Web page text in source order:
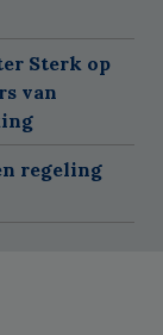
Sterk op
van
regeling